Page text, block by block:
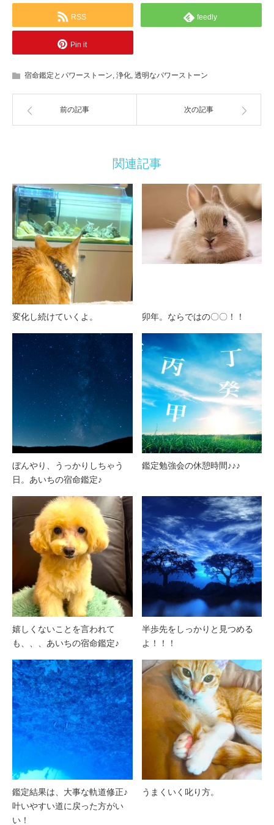
RSS feedly
Pin it
宿命鑑定とパワーストーン, 浄化, 透明なパワーストーン
前の記事 次の記事
関連記事
変化し続けていくよ。 卯年。ならではの〇〇！！
ぼんやり、うっかりしちゃう
日。あいちの宿命鑑定♪
鑑定勉強会の休憩時間♪♪♪
嬉しくないことを言われて
も、、、あいちの宿命鑑定♪
半歩先をしっかりと見つめる
よ！！！
鑑定結果は、大事な軌道修正♪
叶いやすい道に戻った方がい
い！
うまくいく叱り方。